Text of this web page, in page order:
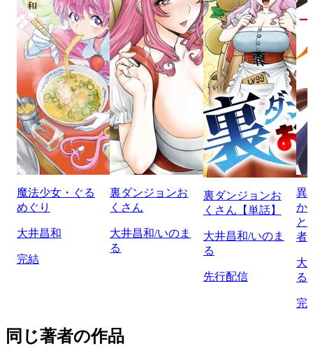
魔法少女・ぐる
めぐり
大井昌和
完結
裏ダンジョンお
くさん
大井昌和/いのま
る
裏ダンジョンお
くさん【単話】
大井昌和/いのま
る
先行配信
異
か
と
者
大
る
完
同じ著者の作品